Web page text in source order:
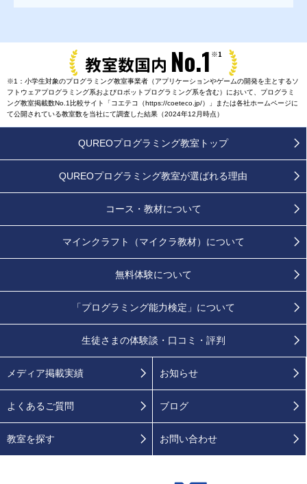
教室数国内 No.1 ※1
※1：小学生対象のプログラミング教室事業者（アプリケーションやゲームの開発を主とするソ
フトウェアプログラミング系およびロボットプログラミング系を含む）において、プログラミ
ング教室掲載数No.1比較サイト「コエテコ（https://coeteco.jp/）」または各社ホームページに
て公開されている教室数を当社にて調査した結果（2024年12月時点）
QUREOプログラミング教室トップ
QUREOプログラミング教室が選ばれる理由
コース・教材について
マインクラフト（マイクラ教材）について
無料体験について
「プログラミング能力検定」 について
生徒さまの体験談・口コミ・評判
メディア掲載実績 お知らせ
よくあるご質問 ブログ
教室を探す お問い合わせ